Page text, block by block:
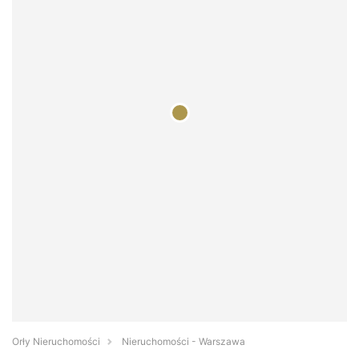
Orły Nieruchomości
Nieruchomości - Warszawa